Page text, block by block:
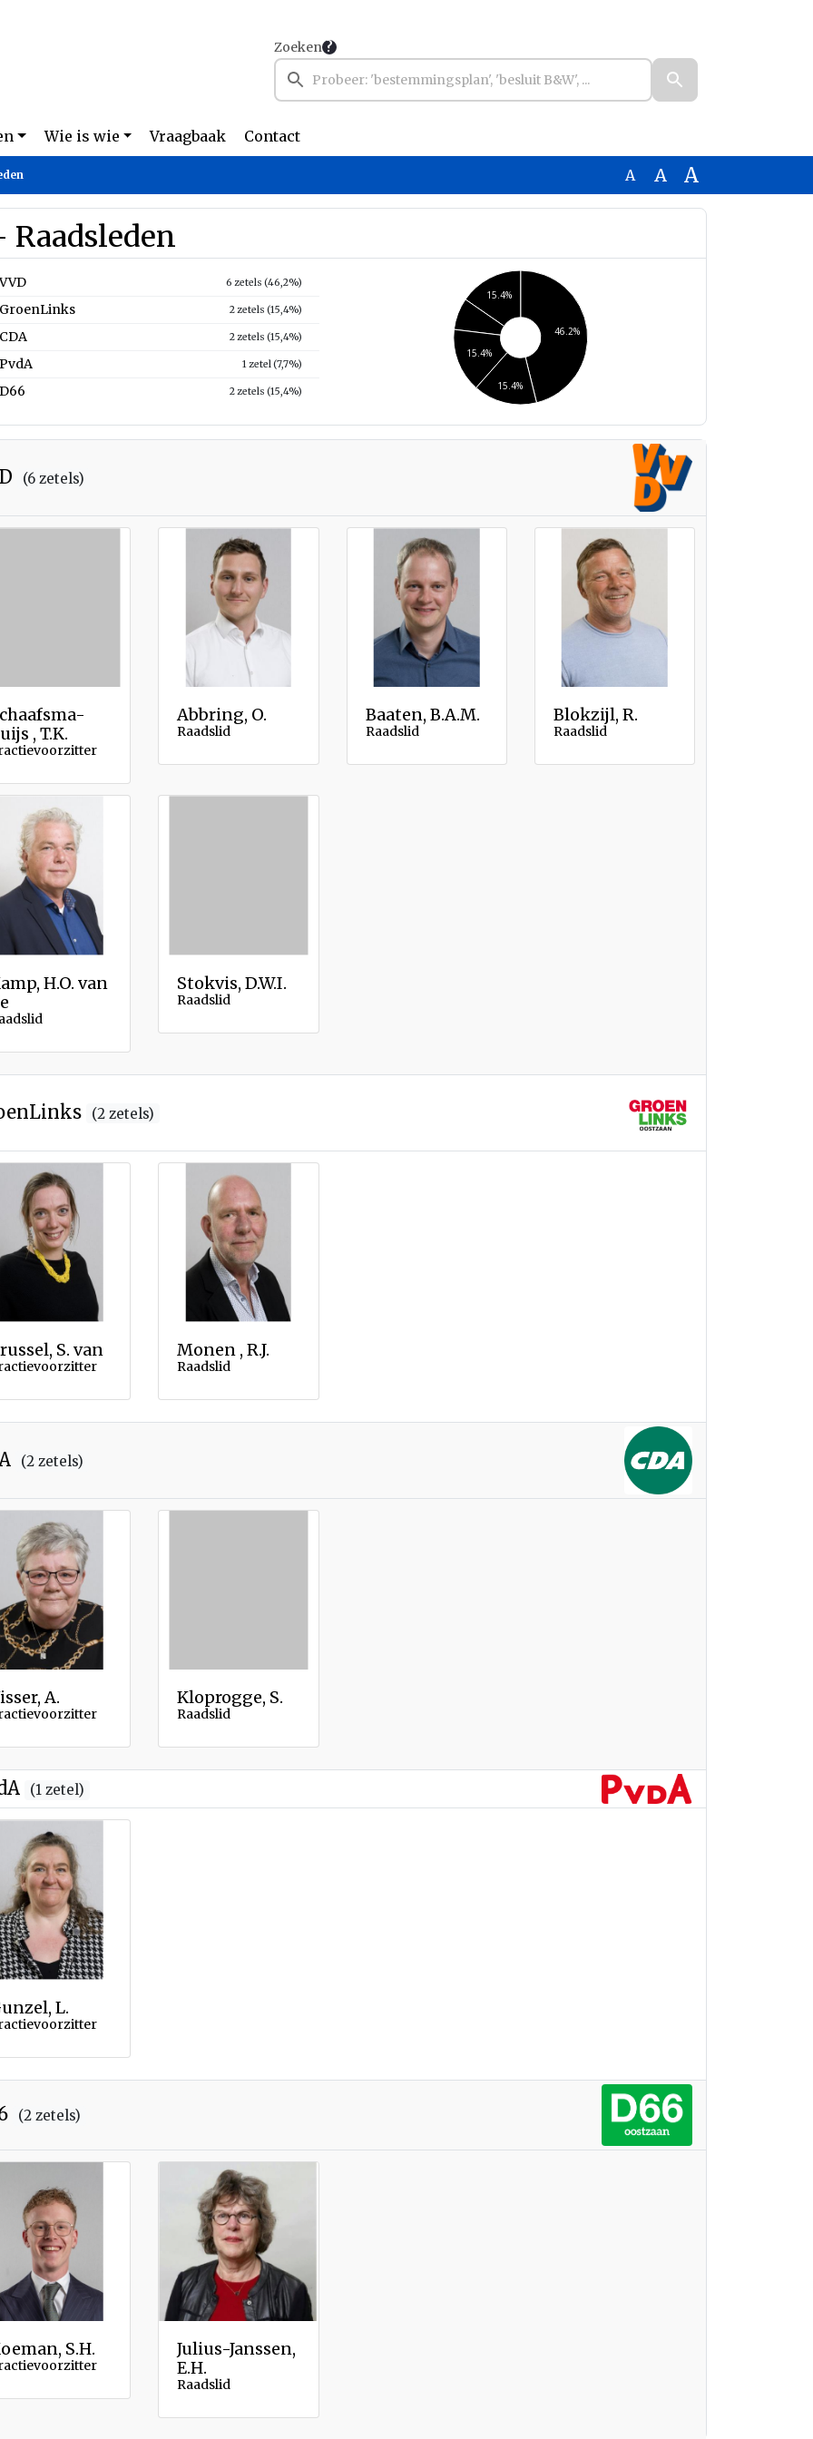
Zoeken
Wie is wie Vraagbaak Contact
A A A
Raadsleden
VVD 6 zetels (46,2%)
GroenLinks 2 zetels (15,4%)
CDA 2 zetels (15,4%)
PvdA 1 zetel (7,7%)
D66 2 zetels (15,4%)
46.2%
15.4%
15.4%
15.4%
(6 zetels)
, T.K.
Abbring, O.
Raadslid
Baaten, B.A.M.
Raadslid
Blokzijl, R.
Raadslid
H.O. van
Stokvis, D.W.I.
Raadslid
(2 zetels)
S. van Monen , R.J.
Raadslid
(2 zetels)
A. Kloprogge, S.
Raadslid
(1 zetel)
L.
(2 zetels)
S.H.
Julius-Janssen,
E.H.
Raadslid